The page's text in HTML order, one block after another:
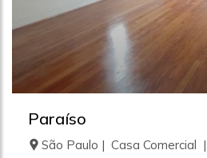
Paraíso
São Paulo | Casa Comercial